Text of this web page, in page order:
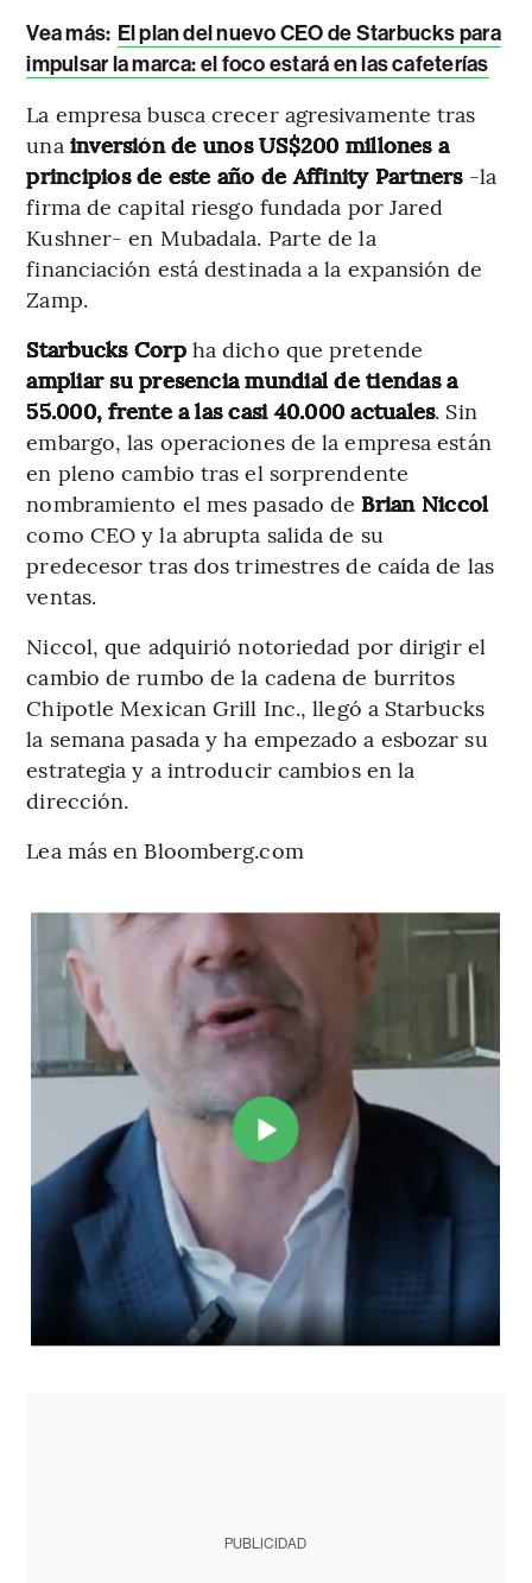
Vea más: El plan del nuevo CEO de Starbucks para
impulsar la marca: el foco estará en las cafeterías
La empresa busca crecer agresivamente tras
una inversión de unos US$200 millones a
principios de este año de Affinity Partners-la
firma de capital riesgo fundada por Jared
Kushner- en Mubadala. Parte de la
financiación está destinada a la expansión de
Zamp.
Starbucks Corpha dicho que pretende
ampliar su presencia mundial de tiendas a
55.000, frente a las casi 40.000 actuales. Sin
embargo, las operaciones de la empresa están
en pleno cambio tras el sorprendente
nombramiento el mes pasado de Brian Niccol
como CEO y la abrupta salida de su
predecesor tras dos trimestres de caída de las
ventas.
Niccol, que adquirió notoriedad por dirigir el
cambio de rumbo de la cadena de burritos
Chipotle Mexican Grill Inc., llegó a Starbucks
la semana pasada y ha empezado a esbozar su
estrategia y a introducir cambios en la
dirección.
Lea más en Bloomberg.com
PUBLICIDAD